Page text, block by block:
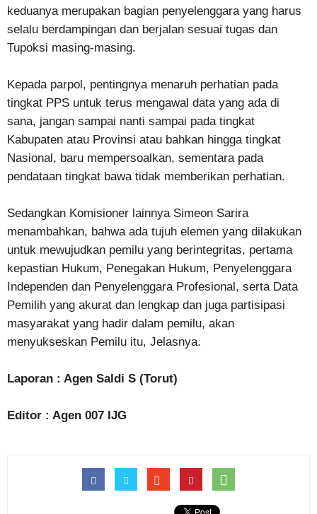
keduanya merupakan bagian penyelenggara yang harus
selalu berdampingan dan berjalan sesuai tugas dan
Tupoksi masing-masing.
Kepada parpol, pentingnya menaruh perhatian pada
tingkat PPS untuk terus mengawal data yang ada di
sana, jangan sampai nanti sampai pada tingkat
Kabupaten atau Provinsi atau bahkan hingga tingkat
Nasional, baru mempersoalkan, sementara pada
pendataan tingkat bawa tidak memberikan perhatian.
Sedangkan Komisioner lainnya Simeon Sarira
menambahkan, bahwa ada tujuh elemen yang dilakukan
untuk mewujudkan pemilu yang berintegritas, pertama
kepastian Hukum, Penegakan Hukum, Penyelenggara
Independen dan Penyelenggara Profesional, serta Data
Pemilih yang akurat dan lengkap dan juga partisipasi
masyarakat yang hadir dalam pemilu, akan
menyukseskan Pemilu itu, Jelasnya.
Laporan : Agen Saldi S (Torut)
Editor : Agen 007 IJG